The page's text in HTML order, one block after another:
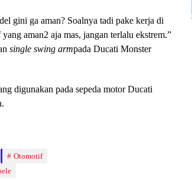
gini ga aman? Soalnya tadi pake kerja di
aman2 aja mas, jangan terlalu ekstrem.”
single swing armpada Ducati Monster
digunakan pada sepeda motor Ducati
Otomotif